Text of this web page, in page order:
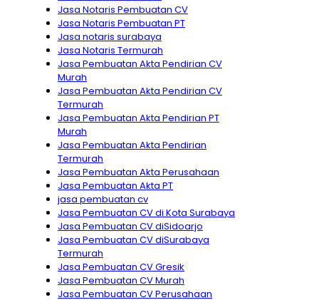
Jasa Notaris Pembuatan CV
Jasa Notaris Pembuatan PT
Jasa notaris surabaya
Jasa Notaris Termurah
Jasa Pembuatan Akta Pendirian CV
Murah
Jasa Pembuatan Akta Pendirian CV
Termurah
Jasa Pembuatan Akta Pendirian PT
Murah
Jasa Pembuatan Akta Pendirian
Termurah
Jasa Pembuatan Akta Perusahaan
Jasa Pembuatan Akta PT
jasa pembuatan cv
Jasa Pembuatan CV di Kota Surabaya
Jasa Pembuatan CV diSidoarjo
Jasa Pembuatan CV diSurabaya
Termurah
Jasa Pembuatan CV Gresik
Jasa Pembuatan CV Murah
Jasa Pembuatan CV Perusahaan